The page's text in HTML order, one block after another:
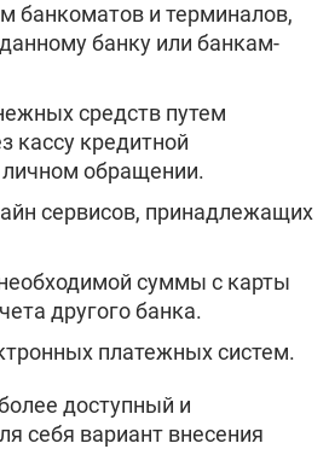
банкоматов и терминалов,
банку или банкам-
средств путем
кассу кредитной
обращении.
сервисов, принадлежащих
суммы с карты
другого банка.
платежных систем.
доступный и
себя вариант внесения